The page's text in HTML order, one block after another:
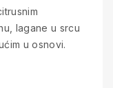
lagane u srcu
u osnovi.